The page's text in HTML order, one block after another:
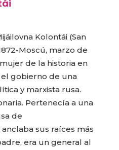
Kolontái (San
Moscú, marzo de
de la historia en
gobierno de una
y marxista rusa.
Pertenecía a una
de
sus raíces más
era un general al